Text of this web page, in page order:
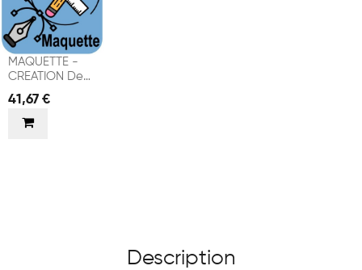
MAQUETTE -
CREATION De
41,67 €
Description